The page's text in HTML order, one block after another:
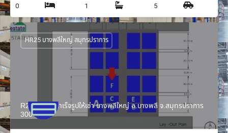
0 1 5
R25F โกดังสำเร็จรูปให้เช่า บางพลีใหญ่ อ.บางพลี จ.สมุทรปราการ
300 ตรม.
HR25 บางพลีใหญ่ สมุทรปราการ